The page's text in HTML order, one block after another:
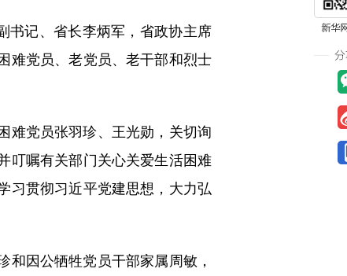
记、省长李炳军，省政协主席
难党员、老党员、老干部和烈士
党员张羽珍、王光勋，关切询
叮嘱有关部门关心关爱生活困难
习贯彻习近平党建思想，大力弘
因公牺牲党员干部家属周敏，